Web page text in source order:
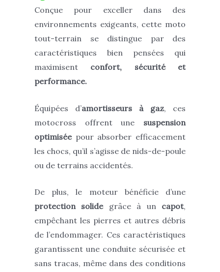
Conçue pour exceller dans des
environnements exigeants, cette moto
tout-terrain se distingue par des
caractéristiques bien pensées qui
maximisent confort, sécurité et
performance.
Équipées d’amortisseurs à gaz, ces
motocross offrent une suspension
optimiséepour absorber efficacement
les chocs, qu’il s’agisse de nids-de-poule
ou de terrains accidentés.
De plus, le moteur bénéficie d’une
protection solidegrâce à un capot,
empêchant les pierres et autres débris
de l’endommager. Ces caractéristiques
garantissent une conduite sécurisée et
sans tracas, même dans des conditions